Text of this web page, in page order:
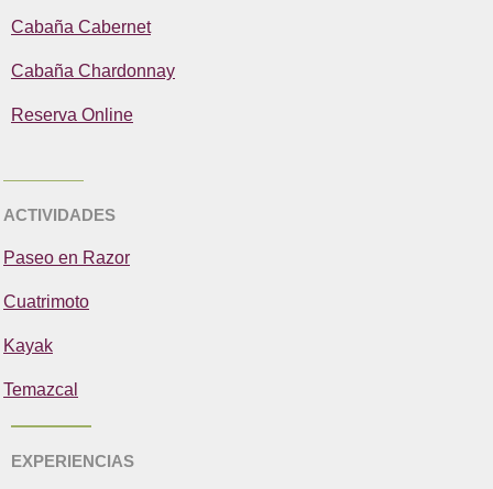
Cabaña Cabernet
Cabaña Chardonnay
Reserva Online
ACTIVIDADES
Paseo en Razor
Cuatrimoto
Kayak
Temazcal
EXPERIENCIAS